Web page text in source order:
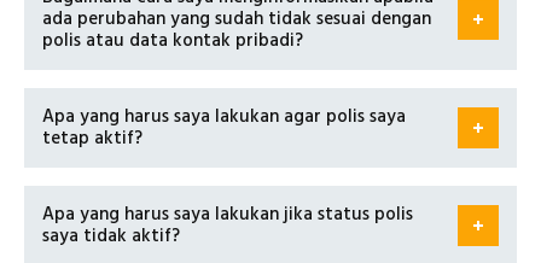
ada perubahan yang sudah tidak sesuai dengan
polis atau data kontak pribadi?
Apa yang harus saya lakukan agar polis saya
tetap aktif?
Apa yang harus saya lakukan jika status polis
saya tidak aktif?